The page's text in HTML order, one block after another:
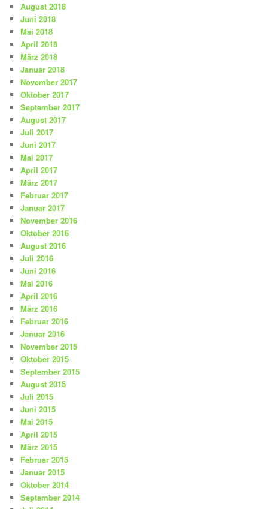
August 2018
Juni 2018
Mai 2018
April 2018
März 2018
Januar 2018
November 2017
Oktober 2017
September 2017
August 2017
Juli 2017
Juni 2017
Mai 2017
April 2017
März 2017
Februar 2017
Januar 2017
November 2016
Oktober 2016
August 2016
Juli 2016
Juni 2016
Mai 2016
April 2016
März 2016
Februar 2016
Januar 2016
November 2015
Oktober 2015
September 2015
August 2015
Juli 2015
Juni 2015
Mai 2015
April 2015
März 2015
Februar 2015
Januar 2015
Oktober 2014
September 2014